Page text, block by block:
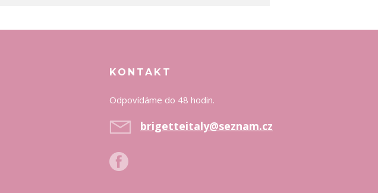
KONTAKT
Odpovídáme do 48 hodin.
brigetteitaly@seznam.cz